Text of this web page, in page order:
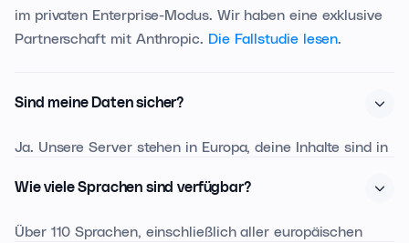
im privaten Enterprise-Modus. Wir haben eine exklusive
Partnerschaft mit Anthropic. Die Fallstudie lesen
Sind meine Daten sicher?
Ja. Unsere Server stehen in Europa, deine Inhalte sind in
Anthropic-Partnerschaft beinhaltet eine Zero-Retention-
Wie viele Sprachen sind verfügbar?
Über 110 Sprachen, einschließlich aller europäischen